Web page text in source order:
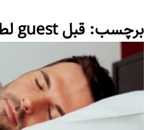
برچسب: قبل guest لطفا